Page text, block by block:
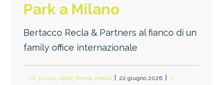
Park a Milano
Bertacco Recla & Partners al fianco di un
family office internazionale
00_nuovo_slider_home, media 22 giugno 2026 0